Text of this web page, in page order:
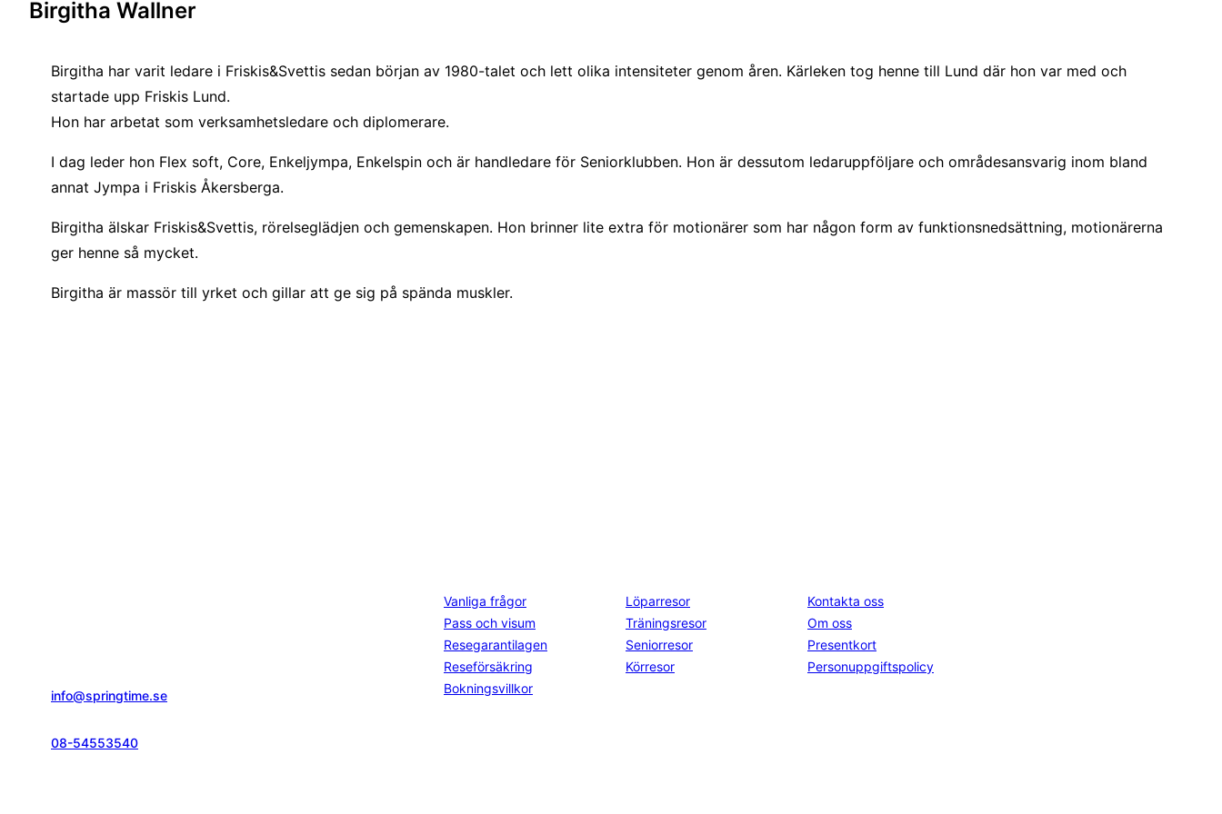
Birgitha Wallner
Birgitha har varit ledare i Friskis&Svettis sedan början av 1980-talet och lett olika intensiteter genom åren. Kärleken tog henne till Lund där hon var med och
startade upp Friskis Lund.
Hon har arbetat som verksamhetsledare och diplomerare.
I dag leder hon Flex soft, Core, Enkeljympa, Enkelspin och är handledare för Seniorklubben. Hon är dessutom ledaruppföljare och områdesansvarig inom bland
annat Jympa i Friskis Åkersberga.
Birgitha älskar Friskis&Svettis, rörelseglädjen och gemenskapen. Hon brinner lite extra för motionärer som har någon form av funktionsnedsättning, motionärerna
ger henne så mycket.
Birgitha är massör till yrket och gillar att ge sig på spända muskler.
info@springtime.se
08-54553540
Vanliga frågor
Pass och visum
Resegarantilagen
Reseförsäkring
Bokningsvillkor
Löparresor
Träningsresor
Seniorresor
Körresor
Kontakta oss
Om oss
Presentkort
Personuppgiftspolicy